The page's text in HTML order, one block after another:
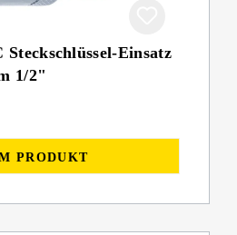
Einsatz
1/2"
PRODUKT